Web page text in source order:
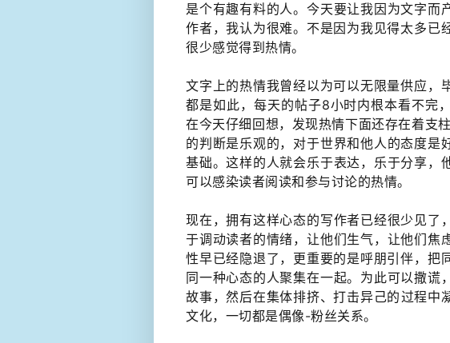
是个有趣有料的人。今天要让我因为文字而
作者，我认为很难。不是因为我见得太多已
很少感觉得到热情。
文字上的热情我曾经以为可以无限量供应，​
都是如此，每天的帖子8小时内根本看不完
在今天仔细回想，发现热情下面还存在着支
的判断是乐观的，对于世界和他人的态度是
基础。这样的人就会乐于表达，乐于分享，
可以感染读者阅读和参与讨论的热情。
现在，拥有这样心态的写作者已经很少见了
于调动读者的情绪​，让他们生气，让他们焦
性早已经隐退了，更重要的是呼朋引伴，把
同一种心态的人聚集在一起。为此可以撒谎
故事，然后在集体排挤、打击异己的​过程中
文化，​一切都是偶像-粉丝关系。